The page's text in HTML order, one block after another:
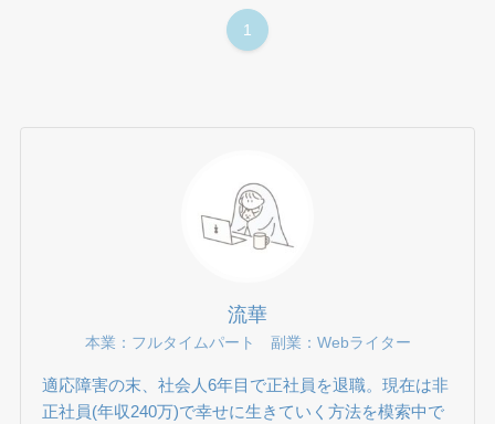
1
流華
本業：フルタイムパート 副業：Webライター
適応障害の末、社会人6年目で正社員を退職。現在は非
正社員(年収240万)で幸せに生きていく方法を模索中で